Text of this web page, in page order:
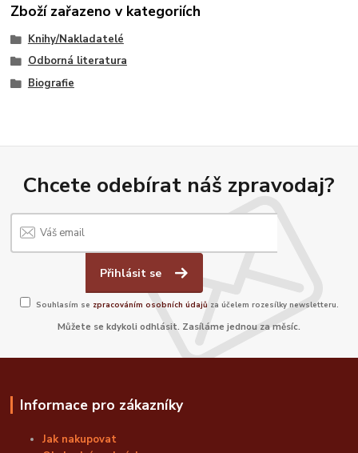
Zboží zařazeno v kategoriích
Knihy/Nakladatelé
Odborná literatura
Biografie
Chcete odebírat náš zpravodaj?
Přihlásit se
Souhlasím se zpracováním osobních údajů za účelem rozesílky newsletteru.
Můžete se kdykoli odhlásit. Zasíláme jednou za měsíc.
Informace pro zákazníky
Jak nakupovat